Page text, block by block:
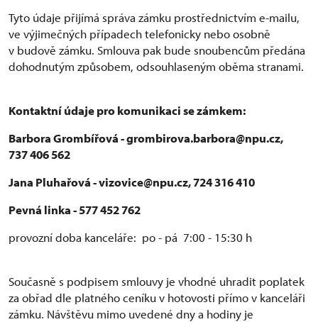
Tyto údaje přijímá správa zámku prostřednictvím e-mailu,
ve výjimečných případech telefonicky nebo osobně
v budově zámku. Smlouva pak bude snoubencům předána
dohodnutým způsobem, odsouhlaseným oběma stranami.
Kontaktní údaje pro komunikaci se zámkem:
Barbora Grombířová - grombirova.barbora@npu.cz,
737 406 562
Jana Pluhařová - vizovice@npu.cz, 724 316 410
Pevná linka - 577 452 762
provozní doba kanceláře: po - pá 7:00 - 15:30 h
Současně s podpisem smlouvy je vhodné uhradit poplatek
za obřad dle platného ceníku v hotovosti přímo v kanceláři
zámku. Návštěvu mimo uvedené dny a hodiny je